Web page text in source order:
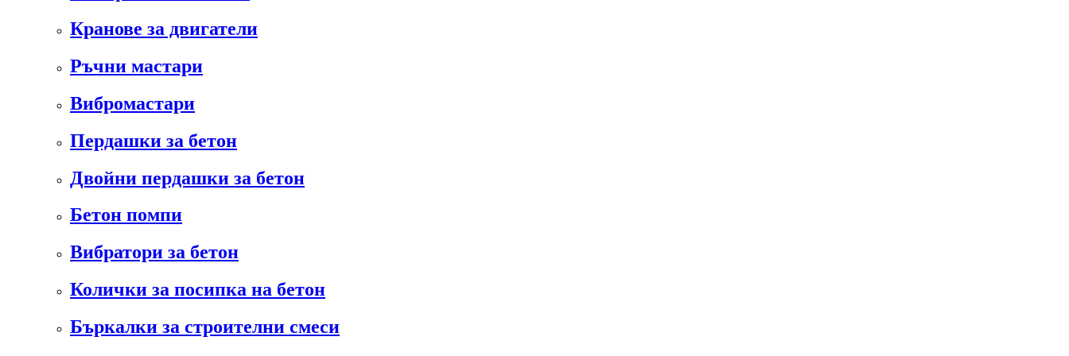
Кранове за двигатели
Ръчни мастари
Вибромастари
Пердашки за бетон
Двойни пердашки за бетон
Бетон помпи
Вибратори за бетон
Колички за посипка на бетон
Бъркалки за строителни смеси